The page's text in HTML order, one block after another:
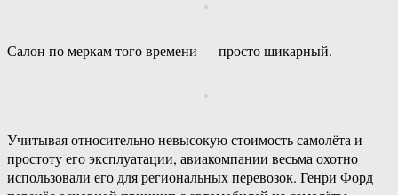
Салон по меркам того времени — просто шикарный.
Учитывая относительно невысокую стоимость самолёта и
простоту его эксплуатации, авиакомпании весьма охотно
использовали его для региональных перевозок. Генри Форд